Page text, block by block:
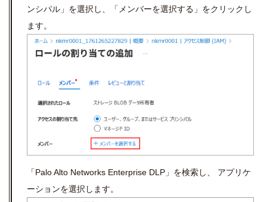
ンシパル」を選択し、「メンバーを選択する」をクリックし
ます。
「Palo Alto Networks Enterprise DLP」を検索し、 アプリケ
ーションを選択します。